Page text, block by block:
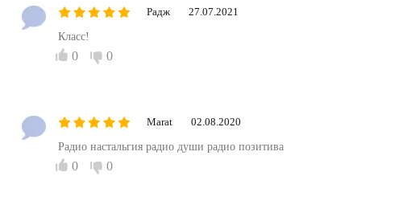
Радж 27.07.2021
Класс!
0 0
Marat 02.08.2020
Радио настальгия радио души радио позитива
0 0